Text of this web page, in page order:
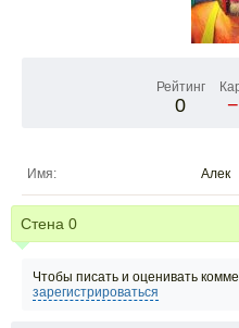
Рейтинг
0
Имя: Aлек
Стена 0
Чтобы писать и оценивать
зарегистрироваться